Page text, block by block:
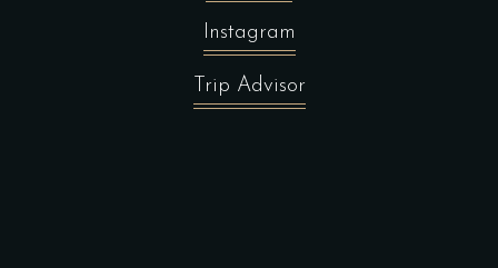
Instagram
Trip Advisor